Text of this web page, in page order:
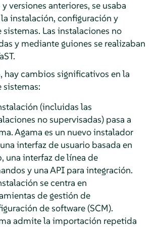
y versiones anteriores, se usaba
la instalación, configuración y
sistemas. Las instalaciones no
y mediante guiones se realizaban
hay cambios significativos en la
sistemas:
(incluidas las
no supervisadas) pasa a
Agama es un nuevo instalador
interfaz de usuario basada en
una interfaz de línea de
y una API para integración.
se centra en
de gestión de
de software (SCM).
admite la importación repetida